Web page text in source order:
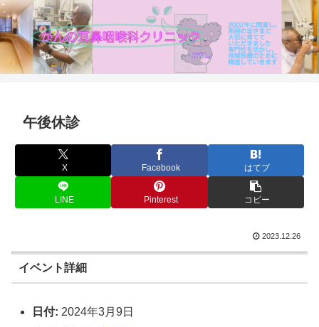
午後休診
X Facebook はてブ
LINE Pinterest コピー
2023.12.26
イベント詳細
日付: 2024年3月9日